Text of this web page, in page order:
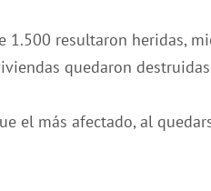
1.500 resultaron heridas,
quedaron
el más afectado, al